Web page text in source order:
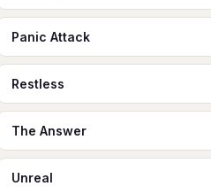
Panic Attack
Restless
The Answer
Unreal